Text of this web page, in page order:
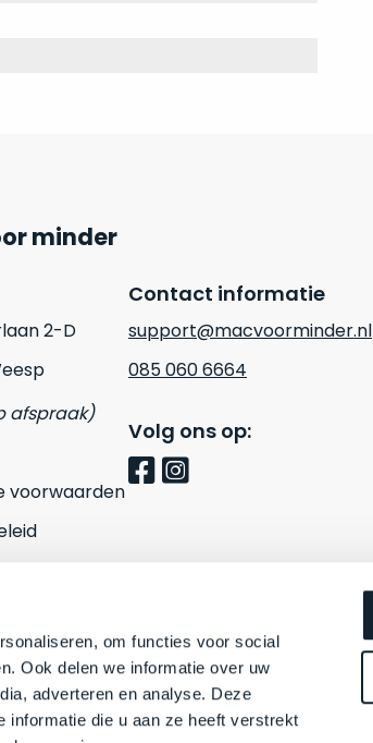
om functies voor social
Ook delen we informatie over uw
adverteren en analyse. Deze
informatie die u aan ze heeft verstrekt
minder
2-D
afspraak)
voorwaarden
Contact informatie
support@macvoorminder.nl
085 060 6664
Volg ons op: